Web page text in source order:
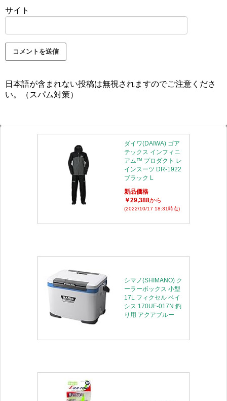
サイト
日本語が含まれない投稿は無視されますのでご注意くださ
い。（スパム対策）
ダイワ(DAIWA) ゴア
テックス インフィニ
アム™ プロダクト レ
インスーツ DR-1922
ブラック L
新品価格
￥29,388から
(2022/10/17 18:31時点)
シマノ(SHIMANO) ク
ーラーボックス 小型
17L フィクセル ベイ
シス 170UF-017N 釣
り用 アクアブルー